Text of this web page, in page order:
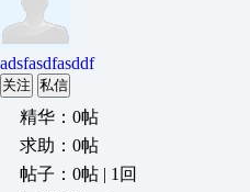
adsfasdfasddf
关注 私信
精华：0帖
求助：0帖
帖子：0帖 | 1回